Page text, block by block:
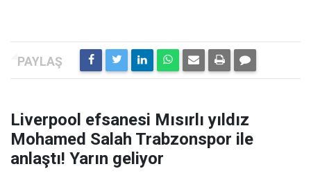
Liverpool efsanesi Mısırlı yıldız
Mohamed Salah Trabzonspor ile
anlaştı! Yarın geliyor